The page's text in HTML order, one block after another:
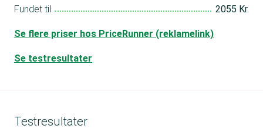
Fundet til 2055 Kr.
Se flere priser hos PriceRunner (reklamelink)
Se testresultater
Testresultater